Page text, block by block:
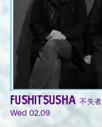
FUSHITSUSHA 不失者
Wed 02.09